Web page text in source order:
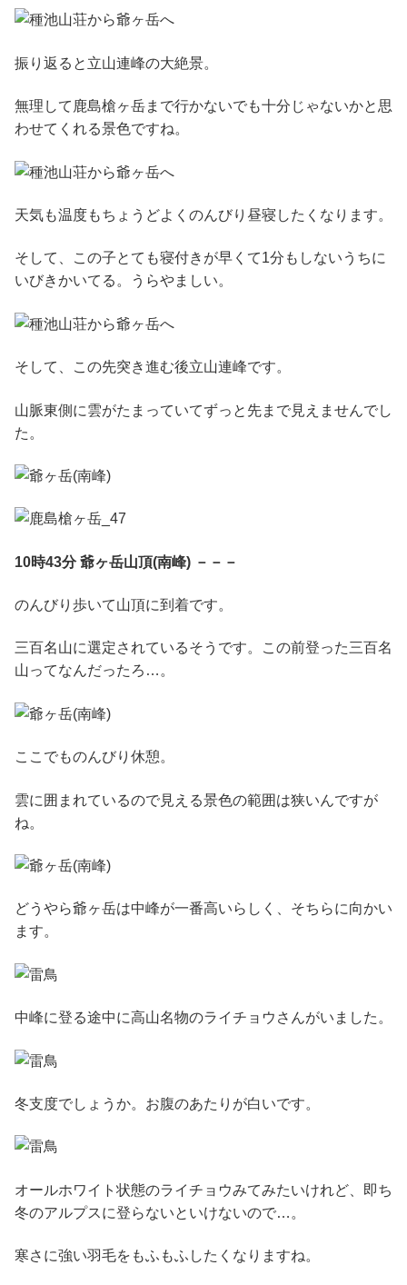
振り返ると立山連峰の大絶景。
無理して鹿島槍ヶ岳まで行かないでも十分じゃないかと思
わせてくれる景色ですね。
天気も温度もちょうどよくのんびり昼寝したくなります。
そして、この子とても寝付きが早くて1分もしないうちに
いびきかいてる。うらやましい。
そして、この先突き進む後立山連峰です。
山脈東側に雲がたまっていてずっと先まで見えませんでし
た。
10時43分 爺ヶ岳山頂(南峰) －－－
のんびり歩いて山頂に到着です。
三百名山に選定されているそうです。この前登った三百名
山ってなんだったろ…。
ここでものんびり休憩。
雲に囲まれているので見える景色の範囲は狭いんですが
ね。
どうやら爺ヶ岳は中峰が一番高いらしく、そちらに向かい
ます。
中峰に登る途中に高山名物のライチョウさんがいました。
冬支度でしょうか。お腹のあたりが白いです。
オールホワイト状態のライチョウみてみたいけれど、即ち
冬のアルプスに登らないといけないので…。
寒さに強い羽毛をもふもふしたくなりますね。